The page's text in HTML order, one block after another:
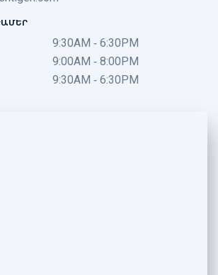
9:30AM - 6:30PM
9:00AM - 8:00PM
9:30AM - 6:30PM